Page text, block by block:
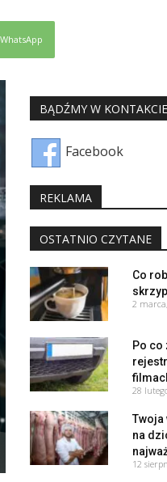
WhatsApp
BĄDŹMY W KONTAKCIE
Facebook
REKLAMA
OSTATNIO CZYTANE
Co
2
Po co
28
Twoja
na
12